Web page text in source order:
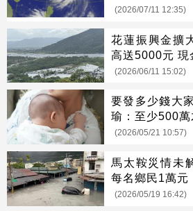
(2026/07/11 12:35)
花蓮振興金擴
高送5000元 現
(2026/06/11 15:02)
要發多少錢大
瑜：至少500萬
(2026/05/21 10:57)
馬太鞍災情未
每名鄉民1萬元
(2026/05/19 16:42)